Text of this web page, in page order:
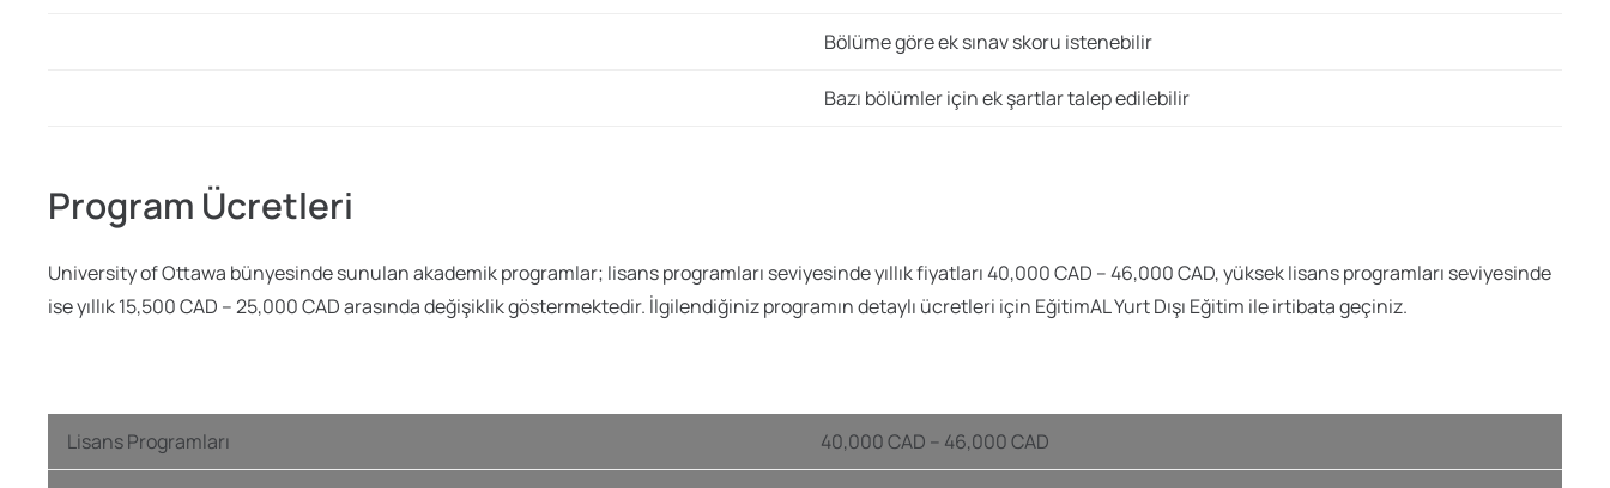
Bölüme göre ek sınav skoru istenebilir
Bazı bölümler için ek şartlar talep edilebilir
Program Ücretleri
University of Ottawa bünyesinde sunulan akademik programlar; lisans programları seviyesinde yıllık fiyatları 40,000 CAD – 46,000 CAD, yüksek lisans programları seviyesinde
ise yıllık 15,500 CAD – 25,000 CAD arasında değişiklik göstermektedir. İlgilendiğiniz programın detaylı ücretleri için EğitimAL Yurt Dışı Eğitim ile irtibata geçiniz.
Lisans Programları 40,000 CAD – 46,000 CAD